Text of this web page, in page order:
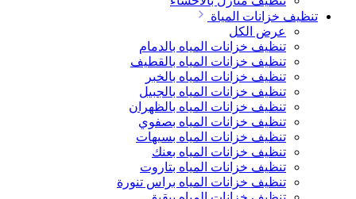
تنظيف خزانات المياة
عرض الكل
تنظيف خزانات المياه بالدمام
تنظيف خزانات المياه بالقطيف
تنظيف خزانات المياه بالخبر
تنظيف خزانات المياه بالجبيل
تنظيف خزانات المياه بالظهران
تنظيف خزانات المياه بصفوي
تنظيف خزانات المياه بسيهات
تنظيف خزانات المياه بعنك
تنظيف خزانات المياه بتاروت
تنظيف خزانات المياه براس تنورة